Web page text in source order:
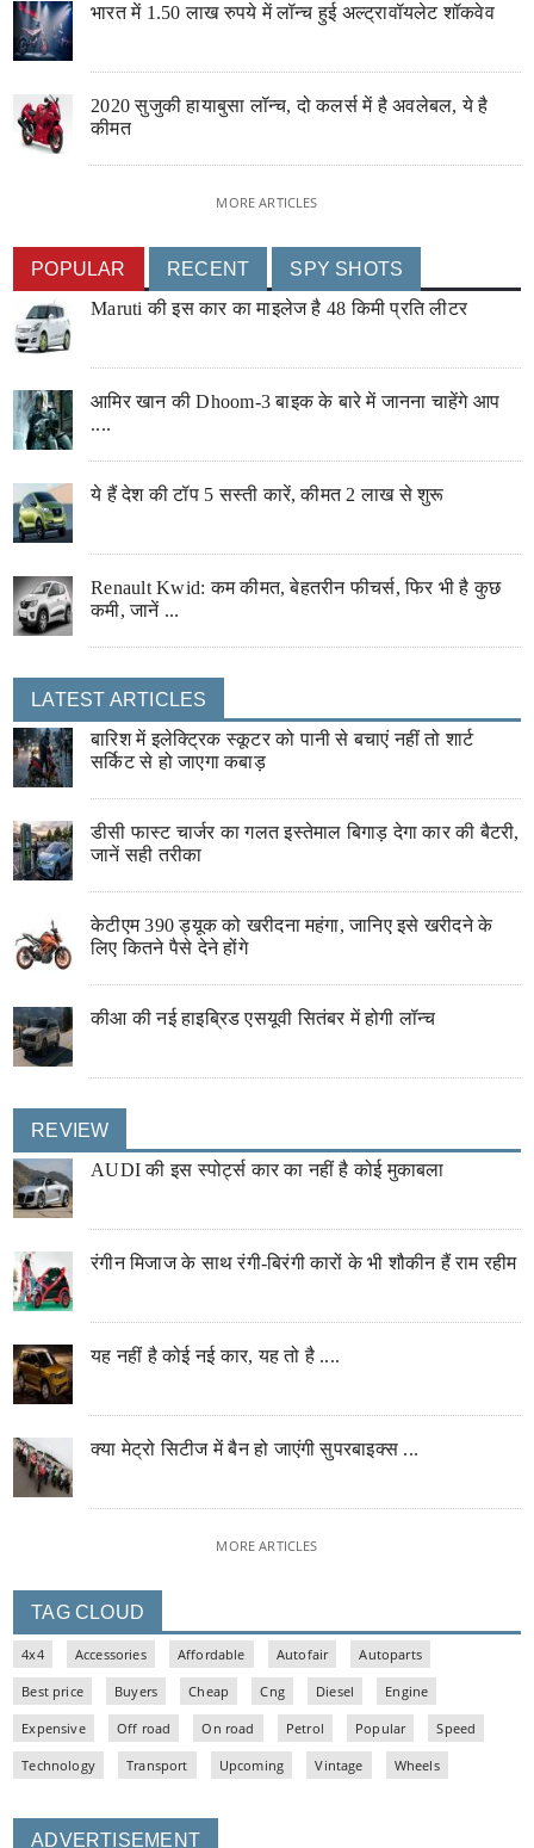
भारत में 1.50 लाख रुपये में लॉन्च हुई अल्ट्रावॉयलेट शॉकवेव
2020 सुजुकी हायाबुसा लॉन्च, दो कलर्स में है अवलेबल, ये है
कीमत
MORE ARTICLES
POPULAR RECENT
SPY SHOTS
Maruti की इस कार का माइलेज है 48 किमी प्रति लीटर
आमिर खान की Dhoom-3 बाइक के बारे में जानना चाहेंगे आप
....
ये हैं देश की टॉप 5 सस्ती कारें, कीमत 2 लाख से शुरू
Renault Kwid: कम कीमत, बेहतरीन फीचर्स, फिर भी है कुछ
कमी, जानें ...
LATEST ARTICLES
बारिश में इलेक्ट्रिक स्कूटर को पानी से बचाएं नहीं तो शार्ट
सर्किट से हो जाएगा कबाड़
डीसी फास्ट चार्जर का गलत इस्तेमाल बिगाड़ देगा कार की बैटरी,
जानें सही तरीका
केटीएम 390 ड्यूक को खरीदना महंगा, जानिए इसे खरीदने के
लिए कितने पैसे देने होंगे
कीआ की नई हाइब्रिड एसयूवी सितंबर में होगी लॉन्च
REVIEW
AUDI की इस स्पोर्ट्स कार का नहीं है कोई मुकाबला
रंगीन मिजाज के साथ रंगी-बिरंगी कारों के भी शौकीन हैं राम रहीम
यह नहीं है कोई नई कार, यह तो है ....
क्या मेट्रो सिटीज में बैन हो जाएंगी सुपरबाइक्स ...
MORE ARTICLES
TAG CLOUD
4x4 Accessories Affordable Autofair Autoparts
Best price Buyers Cheap Cng Diesel Engine
Expensive Off road On road Petrol Popular Speed
Technology Transport Upcoming Vintage Wheels
ADVERTISEMENT